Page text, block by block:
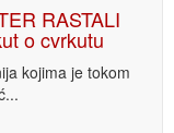
RASTALI
o cvrkutu
kojima je tokom